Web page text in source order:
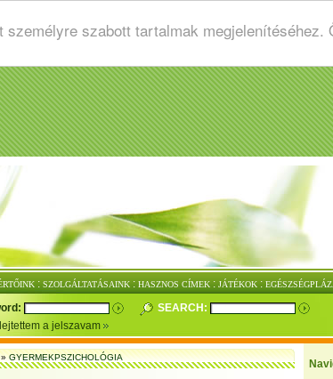
szabott tartalmak megjelenítéséhez.
: SZOLGÁLTATÁSAINK : HASZNOS CÍMEK : JÁTÉKOK :
SEARCH:
a jelszavam
GYERMEKPSZICHOLÓGIA